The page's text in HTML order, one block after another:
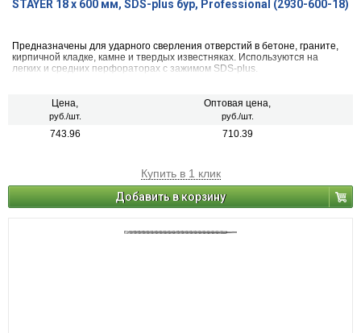
STAYER 18 x 600 мм, SDS-plus бур, Professional (2930-600-18)
Предназначены для ударного сверления отверстий в бетоне, граните,
кирпичной кладке, камне и твердых известняках. Используются на
легких и средних перфораторах с зажимом SDS-plus.
Цена,
руб./шт.
Оптовая цена,
руб./шт.
743.96 710.39
Купить в 1 клик
Добавить в корзину